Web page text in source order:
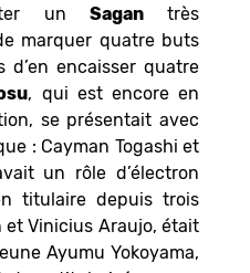
un Sagantrès
marquer quatre buts
d’en encaisser quatre
, qui est encore en
se présentait avec
: Cayman Togashi et
un rôle d’électron
titulaire depuis trois
et Vinicius Araujo, était
Ayumu Yokoyama,